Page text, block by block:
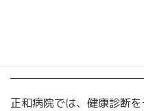
正和病院では、健康診断を